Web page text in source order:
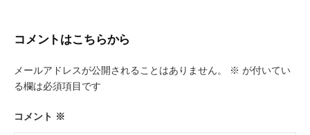
ゲ
ー
シ
ョ
コメントはこちらから
メールアドレスが公開されることはありません。 ※ が付いてい
る欄は必須項目です
コメント ※